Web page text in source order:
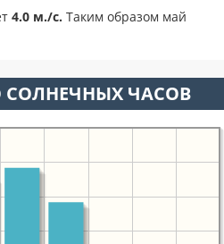
4.0 м./с. Таким образом май
СОЛНЕЧНЫХ ЧАСОВ